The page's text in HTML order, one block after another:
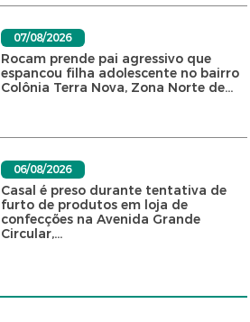
07/08/2026
Rocam prende pai agressivo que
espancou filha adolescente no bairro
Colônia Terra Nova, Zona Norte de...
06/08/2026
Casal é preso durante tentativa de
furto de produtos em loja de
confecções na Avenida Grande
Circular,...